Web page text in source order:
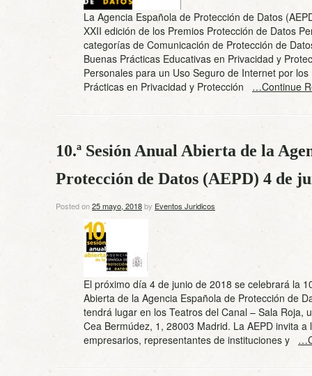
La Agencia Española de Protección de Datos
XXII edición de los Premios Protección de Datos
categorías de Comunicación de Protección de
Buenas Prácticas Educativas en Privacidad y
Personales para un Uso Seguro de Internet por
Prácticas en Privacidad y Protección …Continue
10.ª Sesión Anual Abierta de la
Protección de Datos (AEPD) 4 de
Posted on25 mayo, 2018by Eventos Juridicos
El próximo día 4 de junio de 2018 se celebrará la
Abierta de la Agencia Española de Protección de
tendrá lugar en los Teatros del Canal – Sala Roja,
Cea Bermúdez, 1, 28003 Madrid. La AEPD invita a
empresarios, representantes de instituciones y